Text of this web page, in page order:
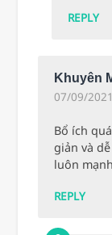
REPLY
Khuyên
07/09/
Bổ ích
giản và
luôn
REPLY